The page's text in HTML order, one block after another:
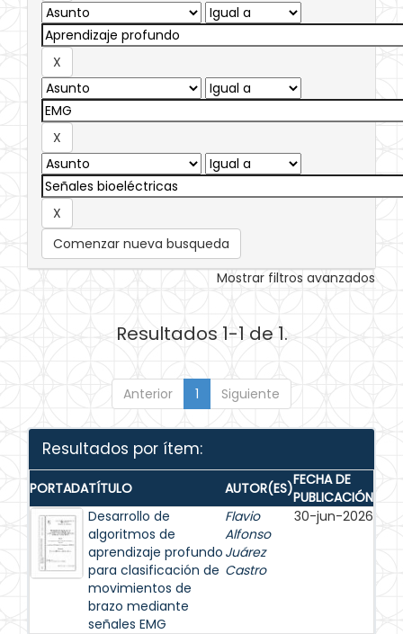
Comenzar nueva busqueda
Mostrar filtros avanzados
Resultados 1-1 de 1.
Anterior 1 Siguiente
Resultados por ítem:
PORTADATÍTULO AUTOR(ES)FECHA DE
PUBLICACIÓN
Desarrollo de
algoritmos de
aprendizaje profundo
para clasificación de
movimientos de
brazo mediante
señales EMG
Flavio
Alfonso
Juárez
Castro
30-jun-2026